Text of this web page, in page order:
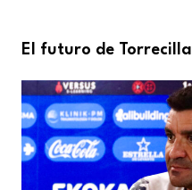
El futuro de Torrecilla